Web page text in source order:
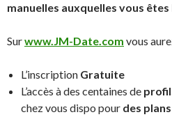
manuelles auxquelles vous
Surwww.JM-Date.com vous
L’inscription Gratuite
L’accès à des centaines de
chez vous dispo pour des